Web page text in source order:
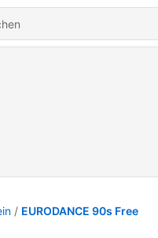
EURODANCE 90s Free